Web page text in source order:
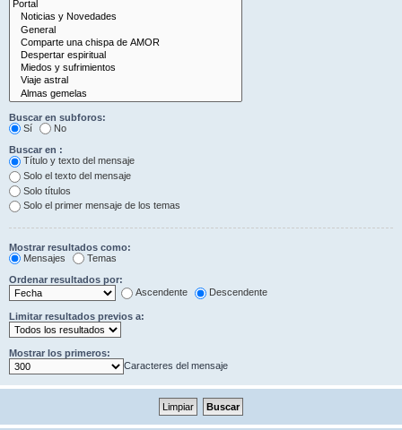
Buscar en subforos:
Sí
No
Buscar en :
Título y texto del mensaje
Solo el texto del mensaje
Solo títulos
Solo el primer mensaje de los temas
Mostrar resultados como:
Mensajes
Temas
Ordenar resultados por:
Ascendente
Descendente
Limitar resultados previos a:
Mostrar los primeros:
Caracteres del mensaje